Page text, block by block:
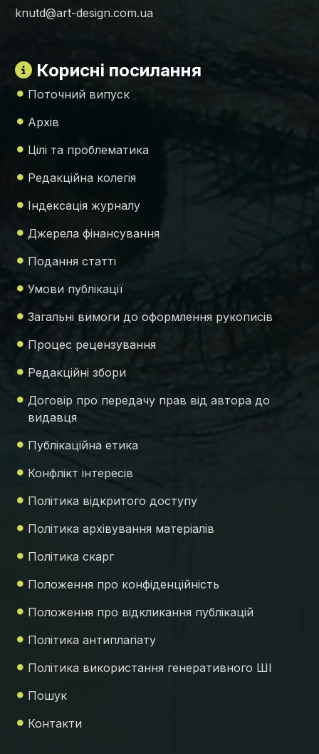
knutd@art-design.com.ua
Корисні посилання
Поточний випуск
Архів
Цілі та проблематика
Редакційна колегія
Індексація журналу
Джерела фінансування
Подання статті
Умови публікації
Загальні вимоги до оформлення рукописів
Процес рецензування
Редакційні збори
Договір про передачу прав від автора до
видавця
Публікаційна етика
Конфлікт інтересів
Політика відкритого доступу
Політика архівування матеріалів
Політика скарг
Положення про конфіденційність
Положення про відкликання публікацій
Політика антиплагіату
Політика використання генеративного ШІ
Пошук
Контакти